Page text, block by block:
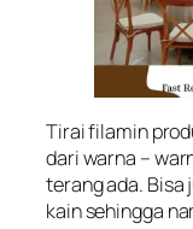
Tirai filamin
dari warna –
terang ada. Bisa
kain sehingga